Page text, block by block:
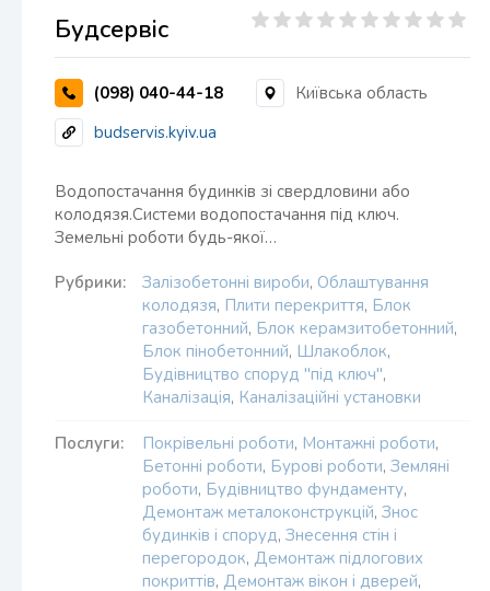
Будсервіс
(098) 040-44-18
Київська область
budservis.kyiv.ua
Водопостачання будинків зі свердловини або
колодязя.Системи водопостачання під ключ.
Земельні роботи будь-якої…
Рубрики: Залізобетонні вироби, Облаштування
колодязя, Плити перекриття, Блок
газобетонний, Блок керамзитобетонний,
Блок пінобетонний, Шлакоблок,
Будівництво споруд "під ключ",
Каналізація, Каналізаційні установки
Послуги: Покрівельні роботи, Монтажні роботи,
Бетонні роботи, Бурові роботи, Земляні
роботи, Будівництво фундаменту,
Демонтаж металоконструкцій, Знос
будинків і споруд, Знесення стін і
перегородок, Демонтаж підлогових
покриттів, Демонтаж вікон і дверей,